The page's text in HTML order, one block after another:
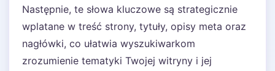
Następnie, te słowa kluczowe są strategicznie
wplatane w treść strony, tytuły, opisy meta oraz
nagłówki, co ułatwia wyszukiwarkom
zrozumienie tematyki Twojej witryny i jej